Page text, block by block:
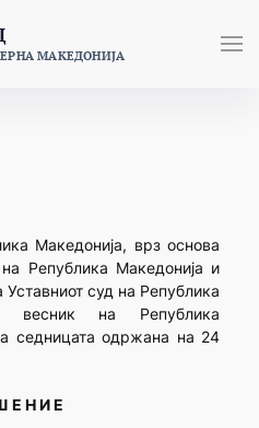
МАКЕДОНИЈА
Македонија, врз основа
Република Македонија и
суд на Република
весник на Република
седницата одржана на 24
Е Н И Е